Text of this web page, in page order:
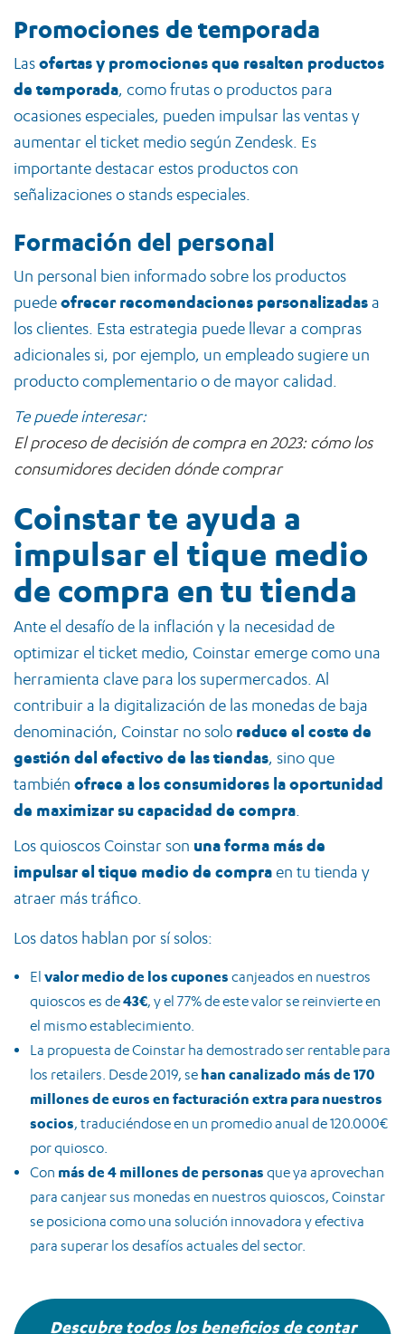
Promociones de temporada
Lasofertas y promociones que resalten productos
de temporada, como frutas o productos para
ocasiones especiales, pueden impulsar las ventas y
aumentar el ticket medio según Zendesk. Es
importante destacar estos productos con
señalizaciones o stands especiales.
Formación del personal
Un personal bien informado sobre los productos
puedeofrecer recomendaciones personalizadasa
los clientes. Esta estrategia puede llevar a compras
adicionales si, por ejemplo, un empleado sugiere un
producto complementario o de mayor calidad.
Te puede interesar:
El proceso de decisión de compra en 2023: cómo los
consumidores deciden dónde comprar
Coinstar te ayuda a
impulsar el tique medio
de compra en tu tienda
Ante el desafío de la inflación y la necesidad de
optimizar el ticket medio, Coinstar emerge como una
herramienta clave para los supermercados. Al
contribuir a la digitalización de las monedas de baja
denominación, Coinstar no solo reduce el coste de
gestión del efectivo de las tiendas, sino que
también ofrece a los consumidores la oportunidad
de maximizar su capacidad de compra
Los quioscos Coinstar son una forma más de
impulsar el tique medio de compraen tu tienda y
atraer más tráfico.
Los datos hablan por sí solos:
El valor medio de los cupones canjeados en nuestros
quioscos es de43€, y el 77% de este valor se reinvierte en
el mismo establecimiento.
La propuesta de Coinstar ha demostrado ser rentable para
los retailers. Desde 2019, se han canalizado más de 170
millones de euros en facturación extra para nuestros
socios, traduciéndose en un promedio anual de 120.000€
por quiosco.
Con más de 4 millones de personas que ya aprovechan
para canjear sus monedas en nuestros quioscos, Coinstar
se posiciona como una solución innovadora y efectiva
para superar los desafíos actuales del sector.
Descubre todos los beneficios de contar